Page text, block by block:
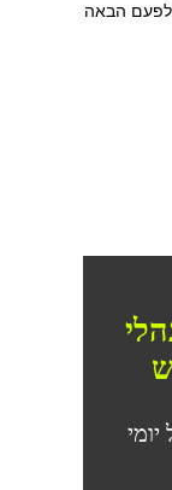
לפעם הבאה